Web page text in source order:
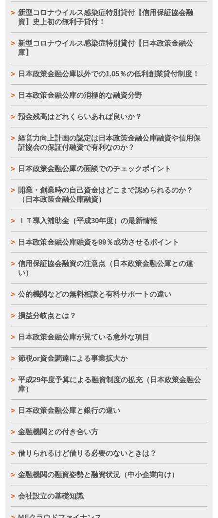
新型コロナウイルス感染症特別貸付【信用保証協会融
資】史上初の無利子貸付！
新型コロナウイルス感染症特別貸付【日本政策金融公
庫】
日本政策金融公庫以外での1.05％の低利創業貸付制度！
日本政策金融公庫の消極的な融資分野
預金残高はどれくらいあれば良いか？
経営力向上計画の認定は日本政策金融公庫融資や信用保
証協会の保証付融資で有利なのか？
日本政策金融公庫の面談でのチェックポイント
開業・創業時の自己資金はどこまで認められるのか？
（日本政策金融公庫融資）
ＩＴ導入補助金（平成30年度）の最新情報
日本政策金融公庫融資を99％成功させるポイント
信用保証協会融資の注意点（日本政策金融公庫との違
い）
公的機関などの無料相談と有料サポートの違い
損益分岐点とは？
日本政策金融公庫が見ている意外な項目
節税or資金調達による事業拡大か
平成29年度予算による融資制度の拡充（日本政策金融公
庫）
日本政策金融公庫と銀行の違い
金融機関との付き合い方
借りられるけど借りる必要のないときは？
金融機関の融資姿勢と融資状況（中小企業向け）
会社設立の基礎知識